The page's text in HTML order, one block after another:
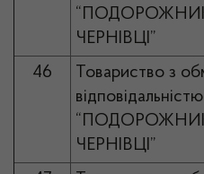
ЧЕРНІВЦІ”
46
Товариство з
відповідальністю
ЧЕРНІВЦІ”